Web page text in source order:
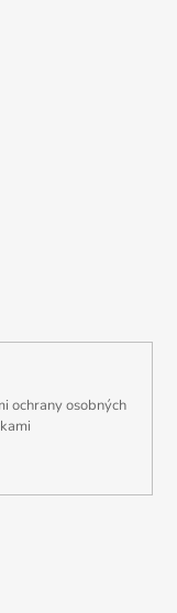
ochrany osobných